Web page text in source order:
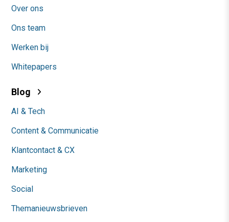
Over ons
Ons team
Werken bij
Whitepapers
Blog
AI & Tech
Content & Communicatie
Klantcontact & CX
Marketing
Social
Themanieuwsbrieven